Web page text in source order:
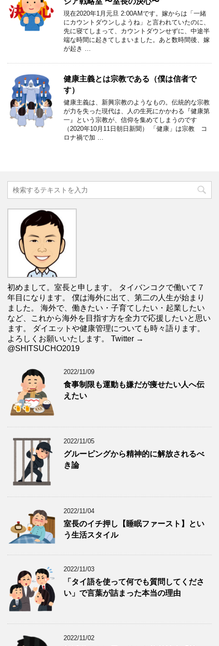
現在2020年1月元旦 2:00AMです。嫁からは「一緒
にカウントダウンしようね」と言われていたのに、
先に寝てしまって、カウントダウンせずに、中途半
端な時間に起きてしまいました。あと数時間後、嫁
が起き …
健康主義とは宗教である（僕は信者で
す）
健康主義は、新興宗教のようなもの。伝統的な宗教
が力を失った現代は、人の生死にかかわる『健康第
一』という宗教が、信仰を集めてしまうのです
（2020年10月11日朝日新聞） 「健康」は宗教 コ
ロナ禍で加 …
初めまして。室長と申します。 タイバンコクで働いて７
年目になります。 僕は海外に出て、第二の人生が始まり
ました。 海外で、働きたい・子育てしたい・起業したい
など、これから海外を目指す方を全力で応援したいと思い
ます。 ダイエットや健康管理についても時々語ります。
よろしくお願いいたします。 Twitter →
@SHITSUCHO2019
2022/11/09
食事制限も運動も嫌だが痩せたい人へ伝
えたい
2022/11/05
グルーピングから精神的に解放されるべ
き論
2022/11/04
室長のイチ押し【睡眠ファースト】とい
う生活スタイル
2022/11/03
「タイ語を使って何でも質問してくださ
い」で言葉が詰まった本当の理由
2022/11/02